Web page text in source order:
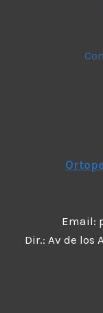
Email:
Dir.: Av de los